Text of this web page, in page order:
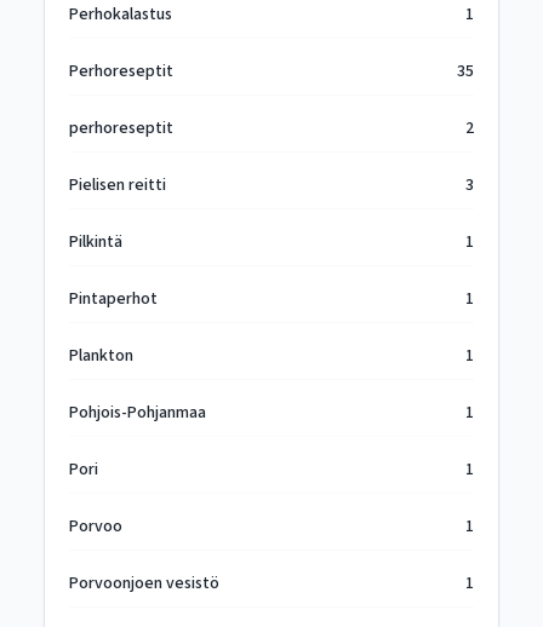
Perhokalastus 1
Perhoreseptit 35
perhoreseptit 2
Pielisen reitti 3
Pilkintä 1
Pintaperhot 1
Plankton 1
Pohjois-Pohjanmaa 1
Pori 1
Porvoo 1
Porvoonjoen vesistö 1